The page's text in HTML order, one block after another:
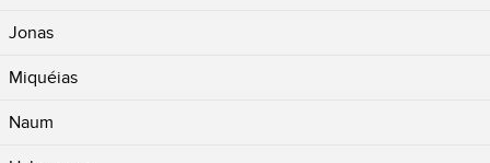
Jonas
Miquéias
Naum